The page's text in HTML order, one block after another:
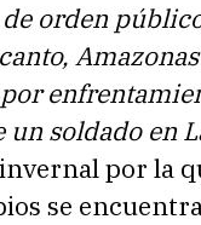
orden
soldado en
por la
se